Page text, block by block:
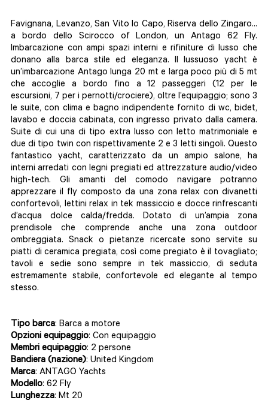
Favignana, Levanzo, San Vito lo Capo, Riserva dello Zingaro...
a bordo dello Scirocco of London, un Antago 62 Fly.
Imbarcazione con ampi spazi interni e rifiniture di lusso che
donano alla barca stile ed eleganza. Il lussuoso yacht è
un’imbarcazione Antago lunga 20 mt e larga poco più di 5 mt
che accoglie a bordo fino a 12 passeggeri (12 per le
escursioni, 7 per i pernotti/crociere), oltre l’equipaggio; sono 3
le suite, con clima e bagno indipendente fornito di wc, bidet,
lavabo e doccia cabinata, con ingresso privato dalla camera.
Suite di cui una di tipo extra lusso con letto matrimoniale e
due di tipo twin con rispettivamente 2 e 3 letti singoli. Questo
fantastico yacht, caratterizzato da un ampio salone, ha
interni arredati con legni pregiati ed attrezzature audio/video
high-tech. Gli amanti del comodo navigare potranno
apprezzare il fly composto da una zona relax con divanetti
confortevoli, lettini relax in tek massiccio e docce rinfrescanti
d’acqua dolce calda/fredda. Dotato di un’ampia zona
prendisole che comprende anche una zona outdoor
ombreggiata. Snack o pietanze ricercate sono servite su
piatti di ceramica pregiata, così come pregiato è il tovagliato;
tavoli e sedie sono sempre in tek massiccio, di seduta
estremamente stabile, confortevole ed elegante al tempo
stesso.
Tipo barca: Barca a motore
Opzioni equipaggio: Con equipaggio
Membri equipaggio: 2 persone
Bandiera (nazione): United Kingdom
Marca: ANTAGO Yachts
Modello: 62 Fly
Lunghezza: Mt 20